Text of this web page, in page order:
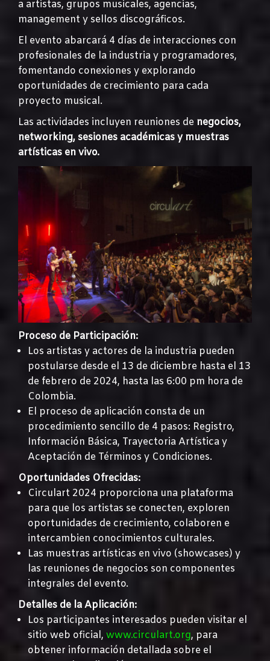
a artistas, grupos musicales, agencias,
management y sellos discográficos.
El evento abarcará 4 días de interacciones con
profesionales de la industria y programadores,
fomentando conexiones y explorando
oportunidades de crecimiento para cada
proyecto musical.
Las actividades incluyen reuniones de negocios,
networking, sesiones académicas y muestras
artísticas en vivo.
Proceso de Participación:
Los artistas y actores de la industria pueden
postularse desde el 13 de diciembre hasta el 13
de febrero de 2024, hasta las 6:00 pm hora de
Colombia.
El proceso de aplicación consta de un
procedimiento sencillo de 4 pasos: Registro,
Información Básica, Trayectoria Artística y
Aceptación de Términos y Condiciones.
Oportunidades Ofrecidas:
Circulart 2024 proporciona una plataforma
para que los artistas se conecten, exploren
oportunidades de crecimiento, colaboren e
intercambien conocimientos culturales.
Las muestras artísticas en vivo (showcases) y
las reuniones de negocios son componentes
integrales del evento.
Detalles de la Aplicación:
Los participantes interesados pueden visitar el
sitio web oficial, www.circulart.org, para
obtener información detallada sobre el